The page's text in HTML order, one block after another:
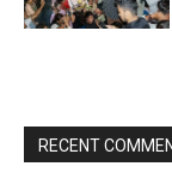
RECENT